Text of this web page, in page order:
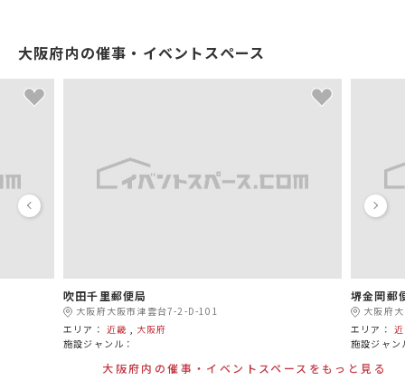
大阪府内の催事・イベントスペース
吹田千里郵便局
大阪府大阪市津雲台7-2-D-101
エリア： 近畿 , 大阪府
施設ジャンル：
堺金岡郵
大阪府
エリア：
施設ジャン
大阪府内の催事・イベントスペースをもっと見る